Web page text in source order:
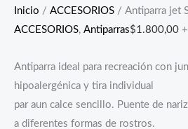
Inicio / ACCESORIOS / Antiparra jet
ACCESORIOS, Antiparras$1.800,00
Antiparra ideal para recreación con
hipoalergénica y tira individual
par aun calce sencillo. Puente de
a diferentes formas de rostros.